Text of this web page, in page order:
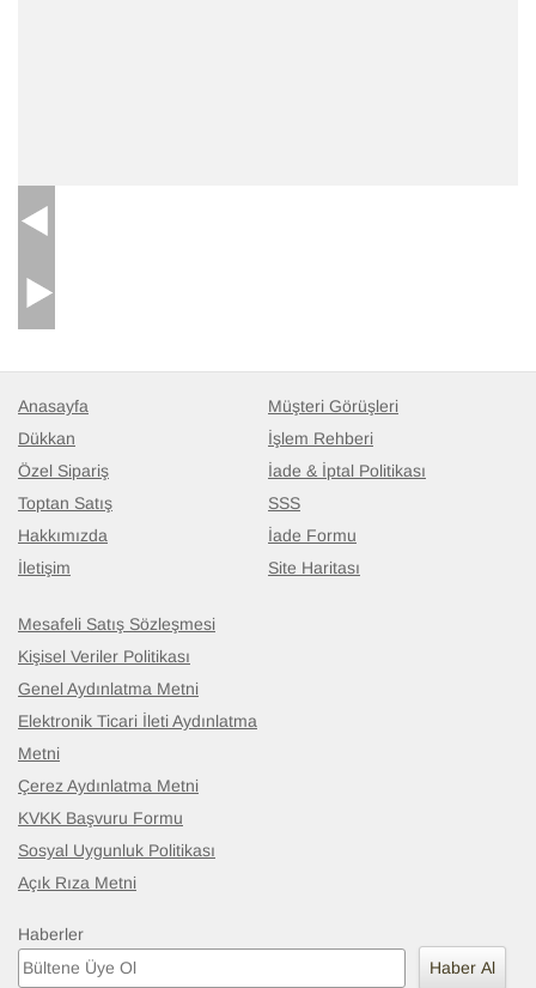
Anasayfa
Dükkan
Özel Sipariş
Toptan Satış
Hakkımızda
İletişim
Müşteri Görüşleri
İşlem Rehberi
İade & İptal Politikası
SSS
İade Formu
Site Haritası
Mesafeli Satış Sözleşmesi
Kişisel Veriler Politikası
Genel Aydınlatma Metni
Elektronik Ticari İleti Aydınlatma
Metni
Çerez Aydınlatma Metni
KVKK Başvuru Formu
Sosyal Uygunluk Politikası
Açık Rıza Metni
Haberler
Haber Al